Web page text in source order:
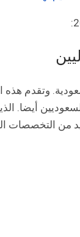
وتقدم هذه
أيضا.
من التخصصات